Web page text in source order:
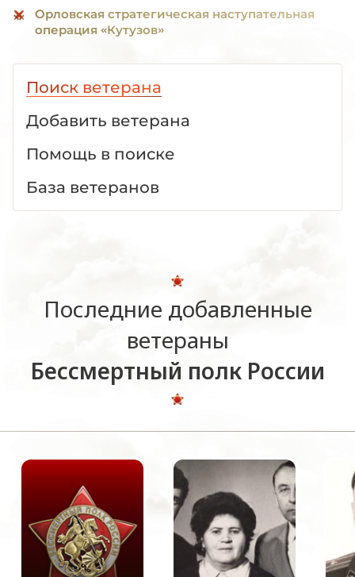
Орловская стратегическая наступательная
операция «Кутузов»
Поиск ветерана
Добавить ветерана
Помощь в поиске
База ветеранов
Последние добавленные
ветераны
Бессмертный полк России